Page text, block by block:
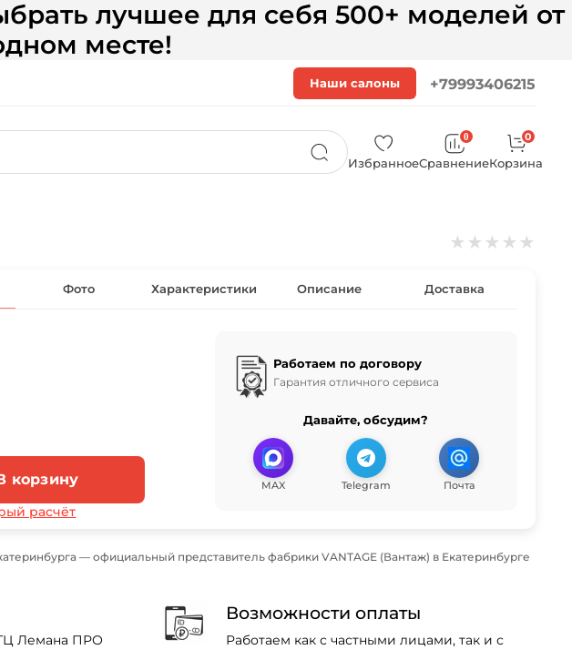
лучшее для себя 500+ моделей от
месте!
Наши салоны +79993406215
Избранное
0
Сравнение
0
Корзина
★ ★ ★ ★ ★
Фото Характеристики Описание Доставка
корзину
расчёт
Работаем по договору
Гарантия отличного сервиса
Давайте, обсудим?
MAX Telegram Почта
— официальный представитель фабрики VANTAGE (Вантаж) в Екатеринбурге
Лемана ПРО
Возможности оплаты
Работаем как с частными лицами, так и с